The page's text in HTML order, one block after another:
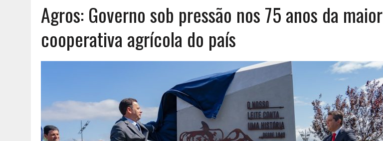
AGOSTO 6, 2026 |
Agros: Governo sob pressão nos 75 anos da maior
cooperativa agrícola do país